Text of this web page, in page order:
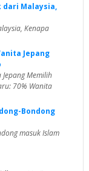
dari Malaysia,
Kenapa
Jepang
Memilih
70% Wanita
Bondong
masuk Islam